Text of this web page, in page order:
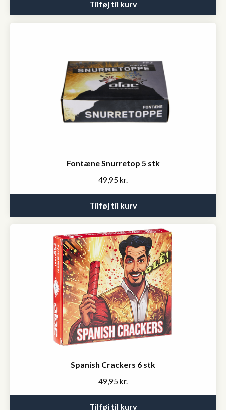
Tilføj til kurv
Fontæne Snurretop 5 stk
49,95 kr.
Tilføj til kurv
Spanish Crackers 6 stk
49,95 kr.
Tilføj til kurv